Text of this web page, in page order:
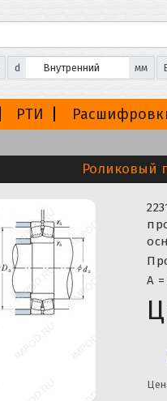
d мм
РТИ
Роликовый
A